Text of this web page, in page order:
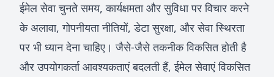
ईमेल सेवा चुनते समय, कार्यक्षमता और सुविधा पर विचार करने
के अलावा, गोपनीयता नीतियों, डेटा सुरक्षा, और सेवा स्थिरता
पर भी ध्यान देना चाहिए। जैसे-जैसे तकनीक विकसित होती है
और उपयोगकर्ता आवश्यकताएं बदलती हैं, ईमेल सेवाएं विकसित